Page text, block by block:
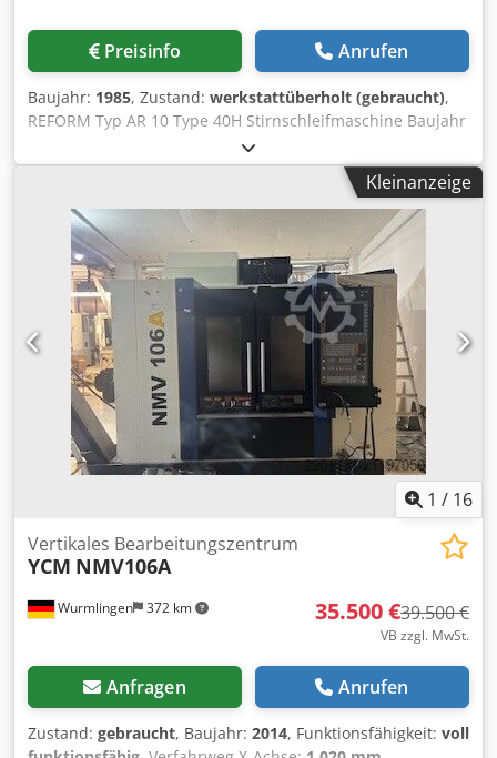
Preisinfo Anrufen
Baujahr: 1985, Zustand: werkstattüberholt (gebraucht),
REFORM Typ AR 10 Type 40H Stirnschleifmaschine Baujahr
1985 30 KW Schleifmotor Steuerung Modicon
Magnetsteuerung 6-stufig Magnetgröße: 1000mm300mm
Segmentkopfdurchmesser: 460mm Segmentabmessungen:
90x38x180mm Anzahl der Segmente: 1 Satz = 8 Stck
Schleifmotorzustellung: 0,01mm - 0,1 mm stufenlos
regelbar Chsdsd E Np Eepfx Adyoa Hydraulikpendelantrieb
Neue Versorgungskabel zwischen Maschine und
Schaltschrank
Kleinanzeige
1 / 16
Wurmlingen 372 km
Vertikales Bearbeitungszentrum
YCM NMV106A
35.500 €39.500 €
VB zzgl. MwSt.
Anfragen Anrufen
Zustand: gebraucht, Baujahr: 2014, Funktionsfähigkeit: voll